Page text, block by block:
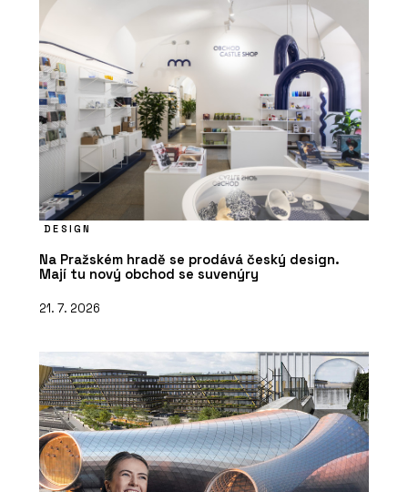
DESIGN
Na Pražském hradě se prodává český design.
Mají tu nový obchod se suvenýry
21. 7. 2026